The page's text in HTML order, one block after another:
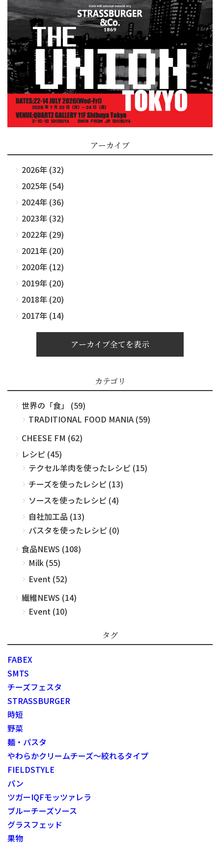
アーカイブ
2026年 (32)
2025年 (54)
2024年 (36)
2023年 (32)
2022年 (29)
2021年 (20)
2020年 (12)
2019年 (20)
2018年 (20)
2017年 (14)
アーカイブ全てを表示
カテゴリ
世界の「食」 (59)
TRADITIONAL FOOD MANIA (59)
CHEESE FM (62)
レシピ (45)
テクセル羊肉を使ったレシピ (15)
チーズを使ったレシピ (13)
ソースを使ったレシピ (4)
自社加工品 (13)
パスタを使ったレシピ (0)
食品NEWS (108)
Milk (55)
Event (52)
繊維NEWS (14)
Event (10)
タグ
FABEX
SMTS
チーズフェスタ
STRASSBURGER
時短
野菜
麺・パスタ
やわらかクリームチーズ～絞れるタイプ
FIELDSTYLE
パン
ツガーIQFモッツァレラ
ブルーチーズソース
グラスフェッド
果物